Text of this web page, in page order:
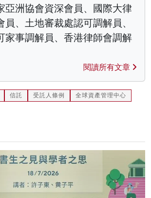
亞洲協會資深會員、國際大律
員、土地審裁處認可調解員、
家事調解員、香港律師會調解
閱讀所有文章
信託 受託人條例 全球資產管理中心